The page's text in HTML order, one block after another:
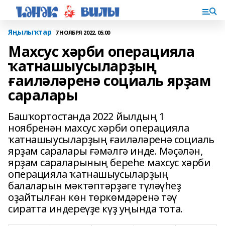
Яңылыҡтар 7 НОЯБРЯ 2022, 05:00
Махсус хәрби операцияла
ҡатнашыусыларҙың
ғаиләләренә социаль ярҙам
саралары
Башҡортостанда 2022 йылдың 1
ноябренән махсус хәрби операцияла
ҡатнашыусыларҙың ғаиләләренә социаль
ярҙам саралары ғәмәлгә инде. Мәҫәлән,
ярҙам сараларының береһе махсус хәрби
операцияла ҡатнашыусыларҙың
балаларын мәктәптәрҙәге түләүһеҙ
оҙайтылған көн төркөмдәренә тәү
сиратта индереүҙе күҙ уңында тота.